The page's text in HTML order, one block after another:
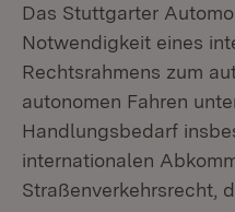
Das Stuttgarter
Notwendigkeit eines
Rechtsrahmens zum
autonomen Fahren
Handlungsbedarf
internationalen
Straßenverkehrsrecht,